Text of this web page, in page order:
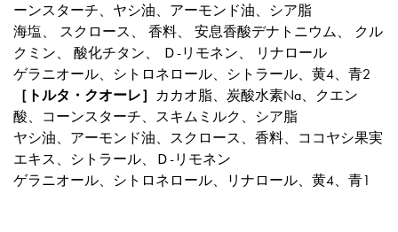
ーンスターチ、ヤシ油、アーモンド油、シア脂
海塩、 スクロース、 香料、 安息香酸デナトニウム、 クル
クミン、 酸化チタン、 Ｄ-リモネン、 リナロール
ゲラニオール、シトロネロール、シトラール、黄4、青2
［トルタ・クオーレ］ カカオ脂、炭酸水素Na、クエン
酸、コーンスターチ、スキムミルク、シア脂
ヤシ油、アーモンド油、スクロース、香料、ココヤシ果実
エキス、シトラール、Ｄ-リモネン
ゲラニオール、シトロネロール、リナロール、黄4、青1